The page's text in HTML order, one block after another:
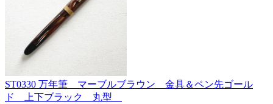
ST0330 万年筆 マーブルブラウン 金具＆ペン先ゴール
ド 上下ブラック 丸型